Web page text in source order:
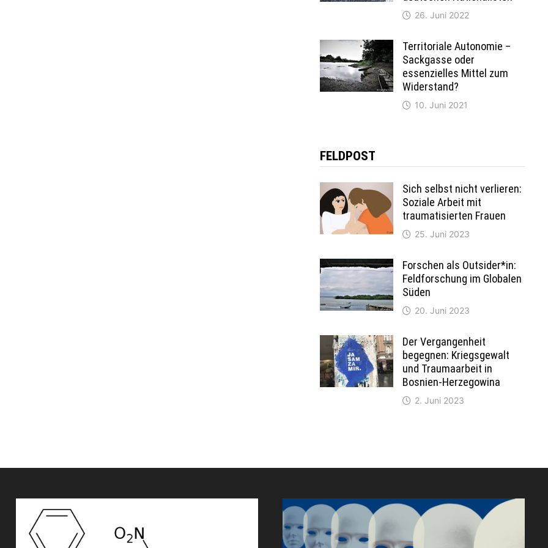
26. Juni 2022
Territoriale Autonomie –
Sackgasse oder
essenzielles Mittel zum
Widerstand?
10. Juni 2021
FELDPOST
Sich selbst nicht verlieren:
Soziale Arbeit mit
traumatisierten Frauen
25. Juni 2023
Forschen als Outsider*in:
Feldforschung im Globalen
Süden
20. Juni 2023
Der Vergangenheit
begegnen: Kriegsgewalt
und Traumaarbeit in
Bosnien-Herzegowina
2. Juni 2023